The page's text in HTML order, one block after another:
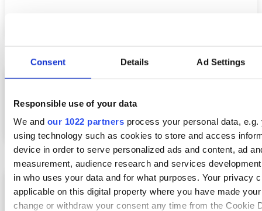
Consent Details Ad Settings
Responsible use of your data
We and our 1022 partners process your personal data, e.g.
using technology such as cookies to store and access
device in order to serve personalized ads and content, ad
measurement, audience research and services
in who uses your data and for what purposes. Your privacy
applicable on this digital property where you have made
change or withdraw your consent any time from the Cookie
Commandes d’achat et de vente